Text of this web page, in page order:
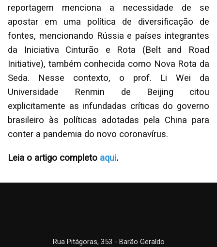
reportagem menciona a necessidade de se
apostar em uma política de diversificação de
fontes, mencionando Rússia e países integrantes
da Iniciativa Cinturão e Rota (Belt and Road
Initiative), também conhecida como Nova Rota da
Seda. Nesse contexto, o prof. Li Wei da
Universidade Renmin de Beijing citou
explicitamente as infundadas críticas do governo
brasileiro às políticas adotadas pela China para
conter a pandemia do novo coronavírus.
Leia o artigo completo aqui.
Rua Pitágoras, 353 - Barão Geraldo